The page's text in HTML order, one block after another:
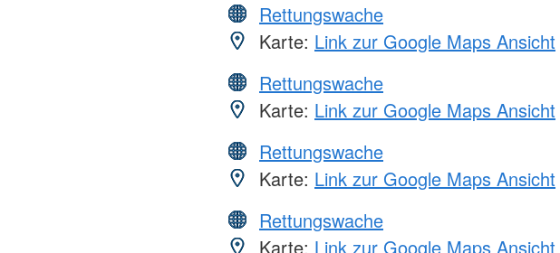
Rettungswache
Karte: Link zur Google Maps Ansicht
Rettungswache
Karte: Link zur Google Maps Ansicht
Rettungswache
Karte: Link zur Google Maps Ansicht
Rettungswache
Karte: Link zur Google Maps Ansicht